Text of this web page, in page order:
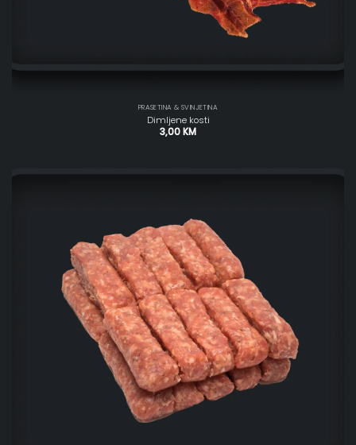
PRASETINA & SVINJETINA
Dimljene kosti
3,00KM